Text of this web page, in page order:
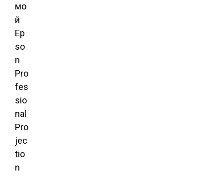
мо
й
Ep
so
n
Pro
fes
sio
nal
Pro
jec
tio
n